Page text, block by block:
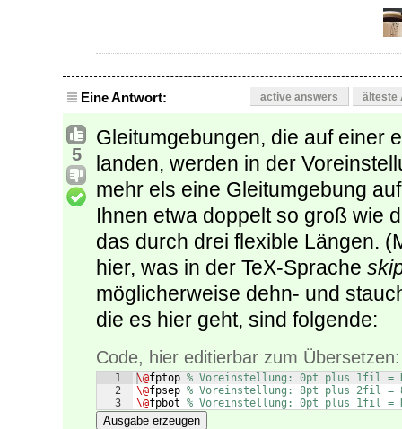
Eine Antwort: active answers älteste
5
Gleitumgebungen, die auf einer
landen, werden in der
mehr els eine Gleitumgebung
Ihnen etwa doppelt so groß wie
das durch drei flexible Längen.
hier, was in der TeX-Sprache
möglicherweise dehn- und
die es hier geht, sind folgende:
Code, hier editierbar zum Übersetzen:
1
2
3
\@fptop % Voreinstellung: 0pt plus 1fil =
\@fpsep % Voreinstellung: 8pt plus 2fil =
\@fpbot % Voreinstellung: 0pt plus 1fil =
Ausgabe erzeugen